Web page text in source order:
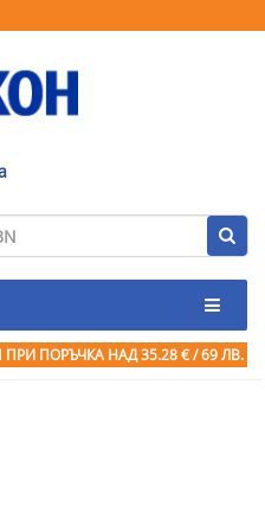
ПРИ ПОРЪЧКА НАД 35.28 € / 69 ЛВ.